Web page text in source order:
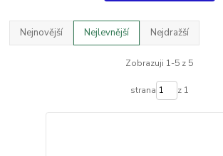
Nejnovější Nejlevnější Nejdražší
Zobrazuji 1-5 z 5
strana z 1